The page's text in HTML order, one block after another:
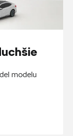
modelu